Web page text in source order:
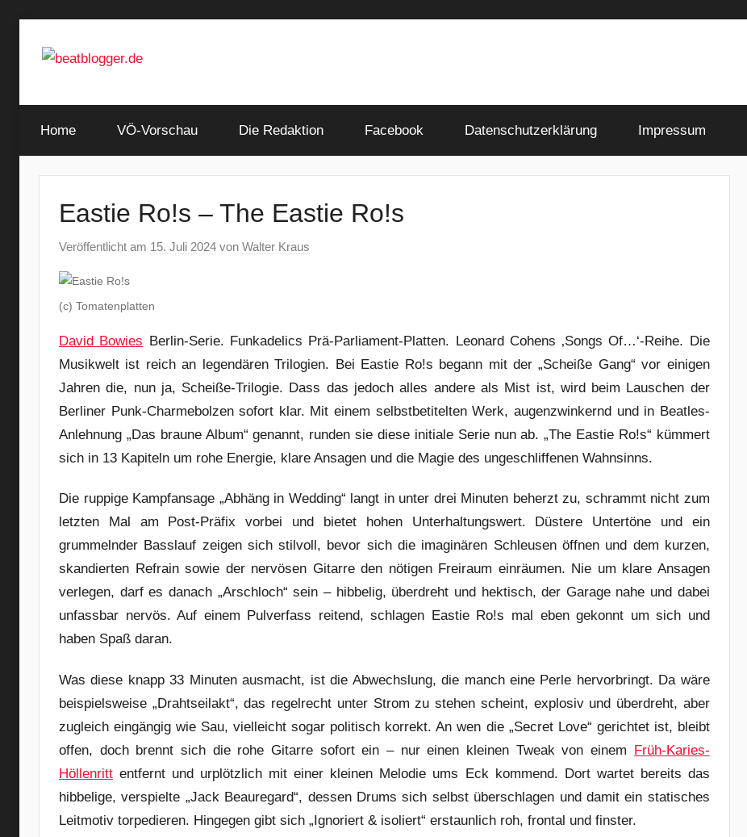
Inhalt
beatblogger.de
and
the
Home VÖ-Vorschau Die Redaktion Facebook Datenschutzerklärung Impressum
Eastie Ro!s – The Eastie Ro!s
Veröffentlicht am 15. Juli 2024 von Walter Kraus
(c) Tomatenplatten
David Bowies Berlin-Serie. Funkadelics Prä-Parliament-Platten. Leonard Cohens ‚Songs Of…‘-Reihe. Die
Musikwelt ist reich an legendären Trilogien. Bei Eastie Ro!s begann mit der „Scheiße Gang“ vor einigen
Jahren die, nun ja, Scheiße-Trilogie. Dass das jedoch alles andere als Mist ist, wird beim Lauschen der
Berliner Punk-Charmebolzen sofort klar. Mit einem selbstbetitelten Werk, augenzwinkernd und in Beatles-
Anlehnung „Das braune Album“ genannt, runden sie diese initiale Serie nun ab. „The Eastie Ro!s“ kümmert
sich in 13 Kapiteln um rohe Energie, klare Ansagen und die Magie des ungeschliffenen Wahnsinns.
Die ruppige Kampfansage „Abhäng in Wedding“ langt in unter drei Minuten beherzt zu, schrammt nicht zum
letzten Mal am Post-Präfix vorbei und bietet hohen Unterhaltungswert. Düstere Untertöne und ein
grummelnder Basslauf zeigen sich stilvoll, bevor sich die imaginären Schleusen öffnen und dem kurzen,
skandierten Refrain sowie der nervösen Gitarre den nötigen Freiraum einräumen. Nie um klare Ansagen
verlegen, darf es danach „Arschloch“ sein – hibbelig, überdreht und hektisch, der Garage nahe und dabei
unfassbar nervös. Auf einem Pulverfass reitend, schlagen Eastie Ro!s mal eben gekonnt um sich und
haben Spaß daran.
Was diese knapp 33 Minuten ausmacht, ist die Abwechslung, die manch eine Perle hervorbringt. Da wäre
beispielsweise „Drahtseilakt“, das regelrecht unter Strom zu stehen scheint, explosiv und überdreht, aber
zugleich eingängig wie Sau, vielleicht sogar politisch korrekt. An wen die „Secret Love“ gerichtet ist, bleibt
offen, doch brennt sich die rohe Gitarre sofort ein – nur einen kleinen Tweak von einem Früh-Karies-
Höllenritt entfernt und urplötzlich mit einer kleinen Melodie ums Eck kommend. Dort wartet bereits das
hibbelige, verspielte „Jack Beauregard“, dessen Drums sich selbst überschlagen und damit ein statisches
Leitmotiv torpedieren. Hingegen gibt sich „Ignoriert & isoliert“ erstaunlich roh, frontal und finster.